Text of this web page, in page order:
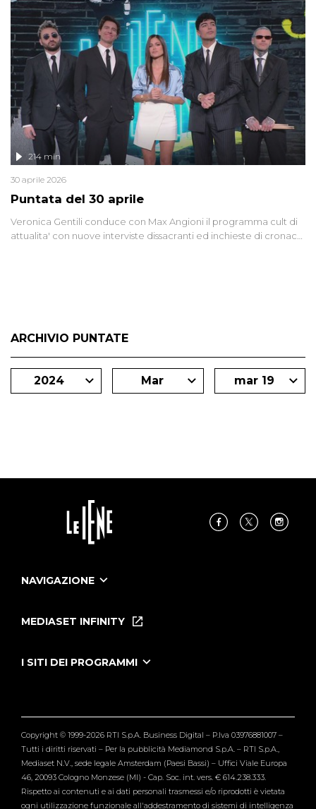
di settore - su quanto la guerra sia diventata una realtà pervasiva.
Anche se l'Italia non è direttamente coinvolta in conflitti armati, il
contesto globale rende impossibile considerarla un fenomeno
lontano.
Puntata del 30 aprile
214 min
30 aprile 2026
Veronica Gentili conduce con Max Angioni il programma cult di
attualita' con nuove interviste dissacranti ed inchieste di cronaca
ARCHIVIO PUNTATE
2024 Mar mar 19
NAVIGAZIONE
Le Iene Presentano Inside
Tutti i servizi
MEDIASET INFINITY
I SITI DEI PROGRAMMI
Verissimo
Copyright © 1999-2026 RTI S.p.A. Business Digital – P.Iva 03976881007 –
Tutti i diritti riservati – Per la pubblicità Mediamond S.p.A. – RTI S.p.A.,
Mediaset N.V., sede legale Amsterdam (Paesi Bassi) – Uffici Viale Europa
46, 20093 Cologno Monzese (MI) - Cap. Soc. int. vers. € 614.238.333.
Rispetto ai contenuti e ai dati personali trasmessi e/o riprodotti è vietata
ogni utilizzazione funzionale all'addestramento di sistemi di intelligenza